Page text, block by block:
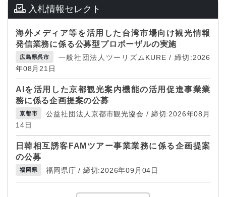
入札情報セレクト
海外メディア等を活用した台湾市場向け観光情報
発信業務に係る公募型プロポーザルの実施
広島県呉市
一般社団法人ツーリズムKURE / 締切:2026
年08月21日
AIを活用した京都観光案内機能の活用促進事業業
務に係る企画提案の公募
京都市
公益社団法人京都市観光協会 / 締切:2026年08月
14日
日韓相互誘客FAMツアー事業業務に係る企画提案
の公募
福岡県 福岡県庁 / 締切:2026年09月04日